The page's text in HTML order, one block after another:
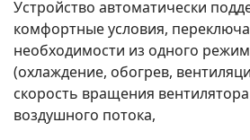
Устройство автоматически
комфортные условия,
необходимости из одного
(охлаждение, обогрев,
скорость вращения
воздушного потока,